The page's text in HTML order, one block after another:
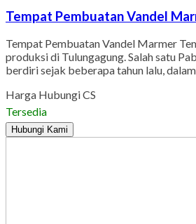
Tempat Pembuatan Vandel
Tempat Pembuatan Vandel Marmer
produksi di Tulungagung. Salah satu
berdiri sejak beberapa tahun lalu,
Harga Hubungi CS
Tersedia
Hubungi Kami